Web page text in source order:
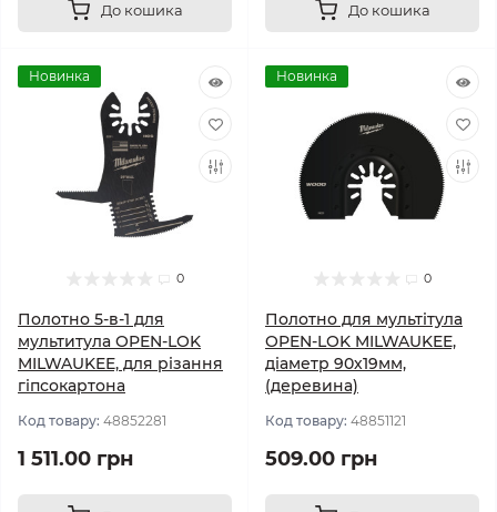
До кошика До кошика
Новинка
0
Полотно 5-в-1 для
мультитула OPEN-LOK
MILWAUKEE, для різання
гіпсокартона
Код товару: 48852281
1 511.00 грн
Новинка
0
Полотно для мультітула
OPEN-LOK MILWAUKEE,
діаметр 90х19мм,
(деревина)
Код товару: 48851121
509.00 грн